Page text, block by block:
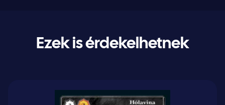
Ezek is érdekelhetnek